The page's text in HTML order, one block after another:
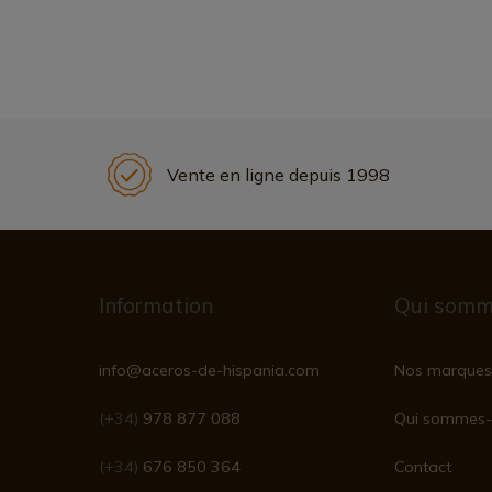
Vente en ligne depuis 1998
Information
info@aceros-de-hispania.com
(+34) 978 877 088
(+34) 676 850 364
Qui
Nos marques
Qui
Contact